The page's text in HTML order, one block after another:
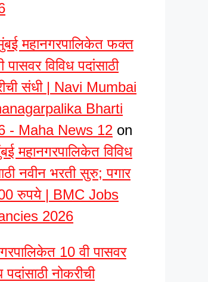
महानगरपालिकेत फक्त
पासवर विविध पदांसाठी
संधी | Navi Mumbai
Bharti
- Maha News 12 on
महानगरपालिकेत विविध
नवीन भरती सुरु; पगार
रुपये | BMC Jobs
2026
10 वी पासवर
पदांसाठी नोकरीची